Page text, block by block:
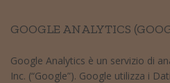
GOOGLE ANALYTICS
Google Analytics è un servizio di
Inc. (“Google”). Google utilizza i